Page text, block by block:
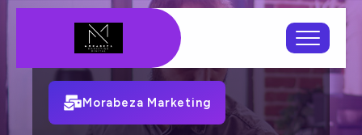
Morabeza Marketing